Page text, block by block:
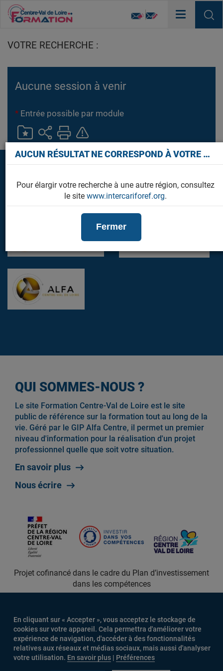
Toggle
AUCUN RÉSULTAT NE CORRESPOND À VOTRE RECHERCHE
Pour élargir votre recherche à une autre région, consultez
le site www.intercariforef.org.
Fermer
VOTRE RECHERCHE :
Aucune session à venir
* Entrée possible par module
NOS AUTRES SITES WEB
QUI SOMMES-NOUS ?
Le site Formation Centre-Val de Loire est le site
public de référence sur la formation tout au long de la
vie. Géré par le GIP Alfa Centre, il permet un premier
niveau d'information pour la réalisation d'un projet
professionnel quelle que soit votre situation.
En savoir plus
Nous écrire
Projet cofinancé dans le cadre du Plan d’investissement
dans les compétences
MENU
En cliquant sur « Accepter », vous acceptez le stockage de
cookies sur votre appareil. Cela permettra d'améliorer votre
expérience de navigation, d'accéder à des fonctionnalités
relatives aux réseaux et médias sociaux, mais aussi d'analyser
votre utilisation. En savoir plus| Préférences